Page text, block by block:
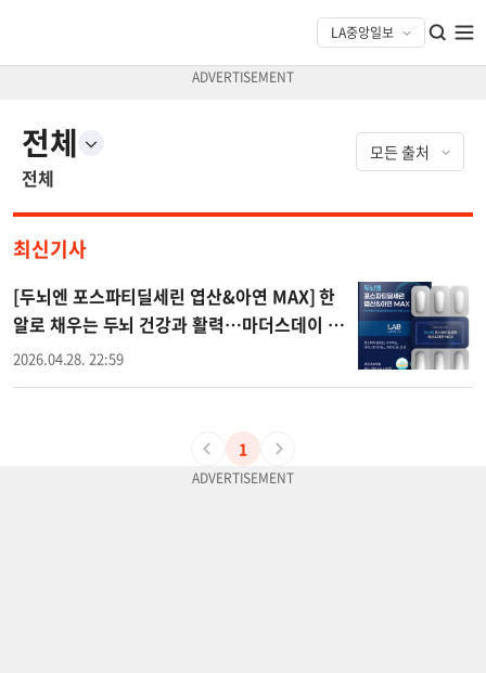
전체
전체
최신기사
[두뇌엔 포스파티딜세린 엽산&아연 MAX] 한
알로 채우는 두뇌 건강과 활력…마더스데이 인
기 선물
2026.04.28. 22:59
1